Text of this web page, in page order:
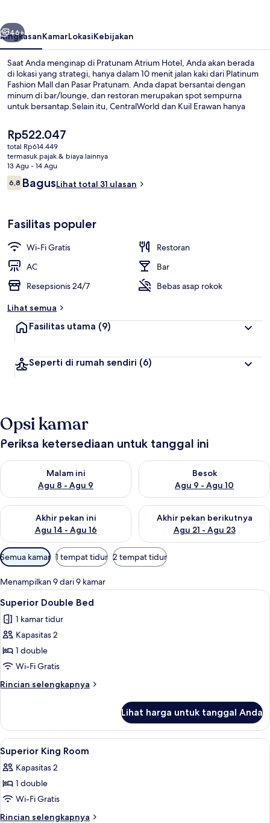
Berikutnya
46+
RingkasanKamarLokasiKebijakan
Saat Anda menginap di Pratunam Atrium Hotel, Anda akan berada
di lokasi yang strategi, hanya dalam 10 menit jalan kaki dari Platinum
Fashion Mall dan Pasar Pratunam. Anda dapat bersantai dengan
minum di bar/lounge, dan restoran merupakan spot sempurna
untuk bersantap.Selain itu, CentralWorld dan Kuil Erawan hanya
Stasiun Rachathewi berjarak 10 menit dan Stasiun Ratchaprarop
berjarak 11 menit.
Harga
saat
ini
Rp522.047
Rp522.047
total Rp614.449
termasuk pajak & biaya lainnya
13 Agu - 14 Agu
Ulasan
6,86,8 dari 10
BagusLihat total 31 ulasan
Fasilitas populer
Wi-Fi Gratis
Restoran
AC
Bar
Resepsionis 24/7
Bebas asap rokok
Lihat semua
Fasilitas utama (9)
Seperti di rumah sendiri (6)
Opsi kamar
Periksa ketersediaan untuk tanggal ini
Malam ini
Agu 8 - Agu 9
Periksa ketersediaan untuk malam ini Agu 8 - Agu 9
Besok
Agu 9 - Agu 10
Periksa ketersediaan untuk
Akhir pekan ini
Agu 14 - Agu 16
Periksa ketersediaan untuk akhir pekan ini Agu 14 - Agu 16
Akhir pekan berikutnya
Agu 21 - Agu 23
Periksa ketersediaan untuk
Filter
tersedia
untuk
kamar
Semua kamar 1 tempat tidur 2 tempat tidur
Menampilkan 9 dari 9 kamar
Lihat
semua
foto
untuk
Superior
Double
Bed
Brankas, meja kerja, tirai kedap
2
Superior Double Bed
1 kamar tidur
Kapasitas 2
1 double
Wi-Fi Gratis
Rincian selengkapnya
Rincian
Superior
Double
Bed
Lihat harga untuk tanggal Anda
Lihat
semua
foto
untuk
Superior
King
Brankas, meja kerja, tirai kedap
6
Superior King Room
Kapasitas 2
1 double
Wi-Fi Gratis
Rincian selengkapnya
Rincian